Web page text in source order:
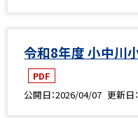
令和8年度 小中川
PDF
公開日 2026/04/07 更新日